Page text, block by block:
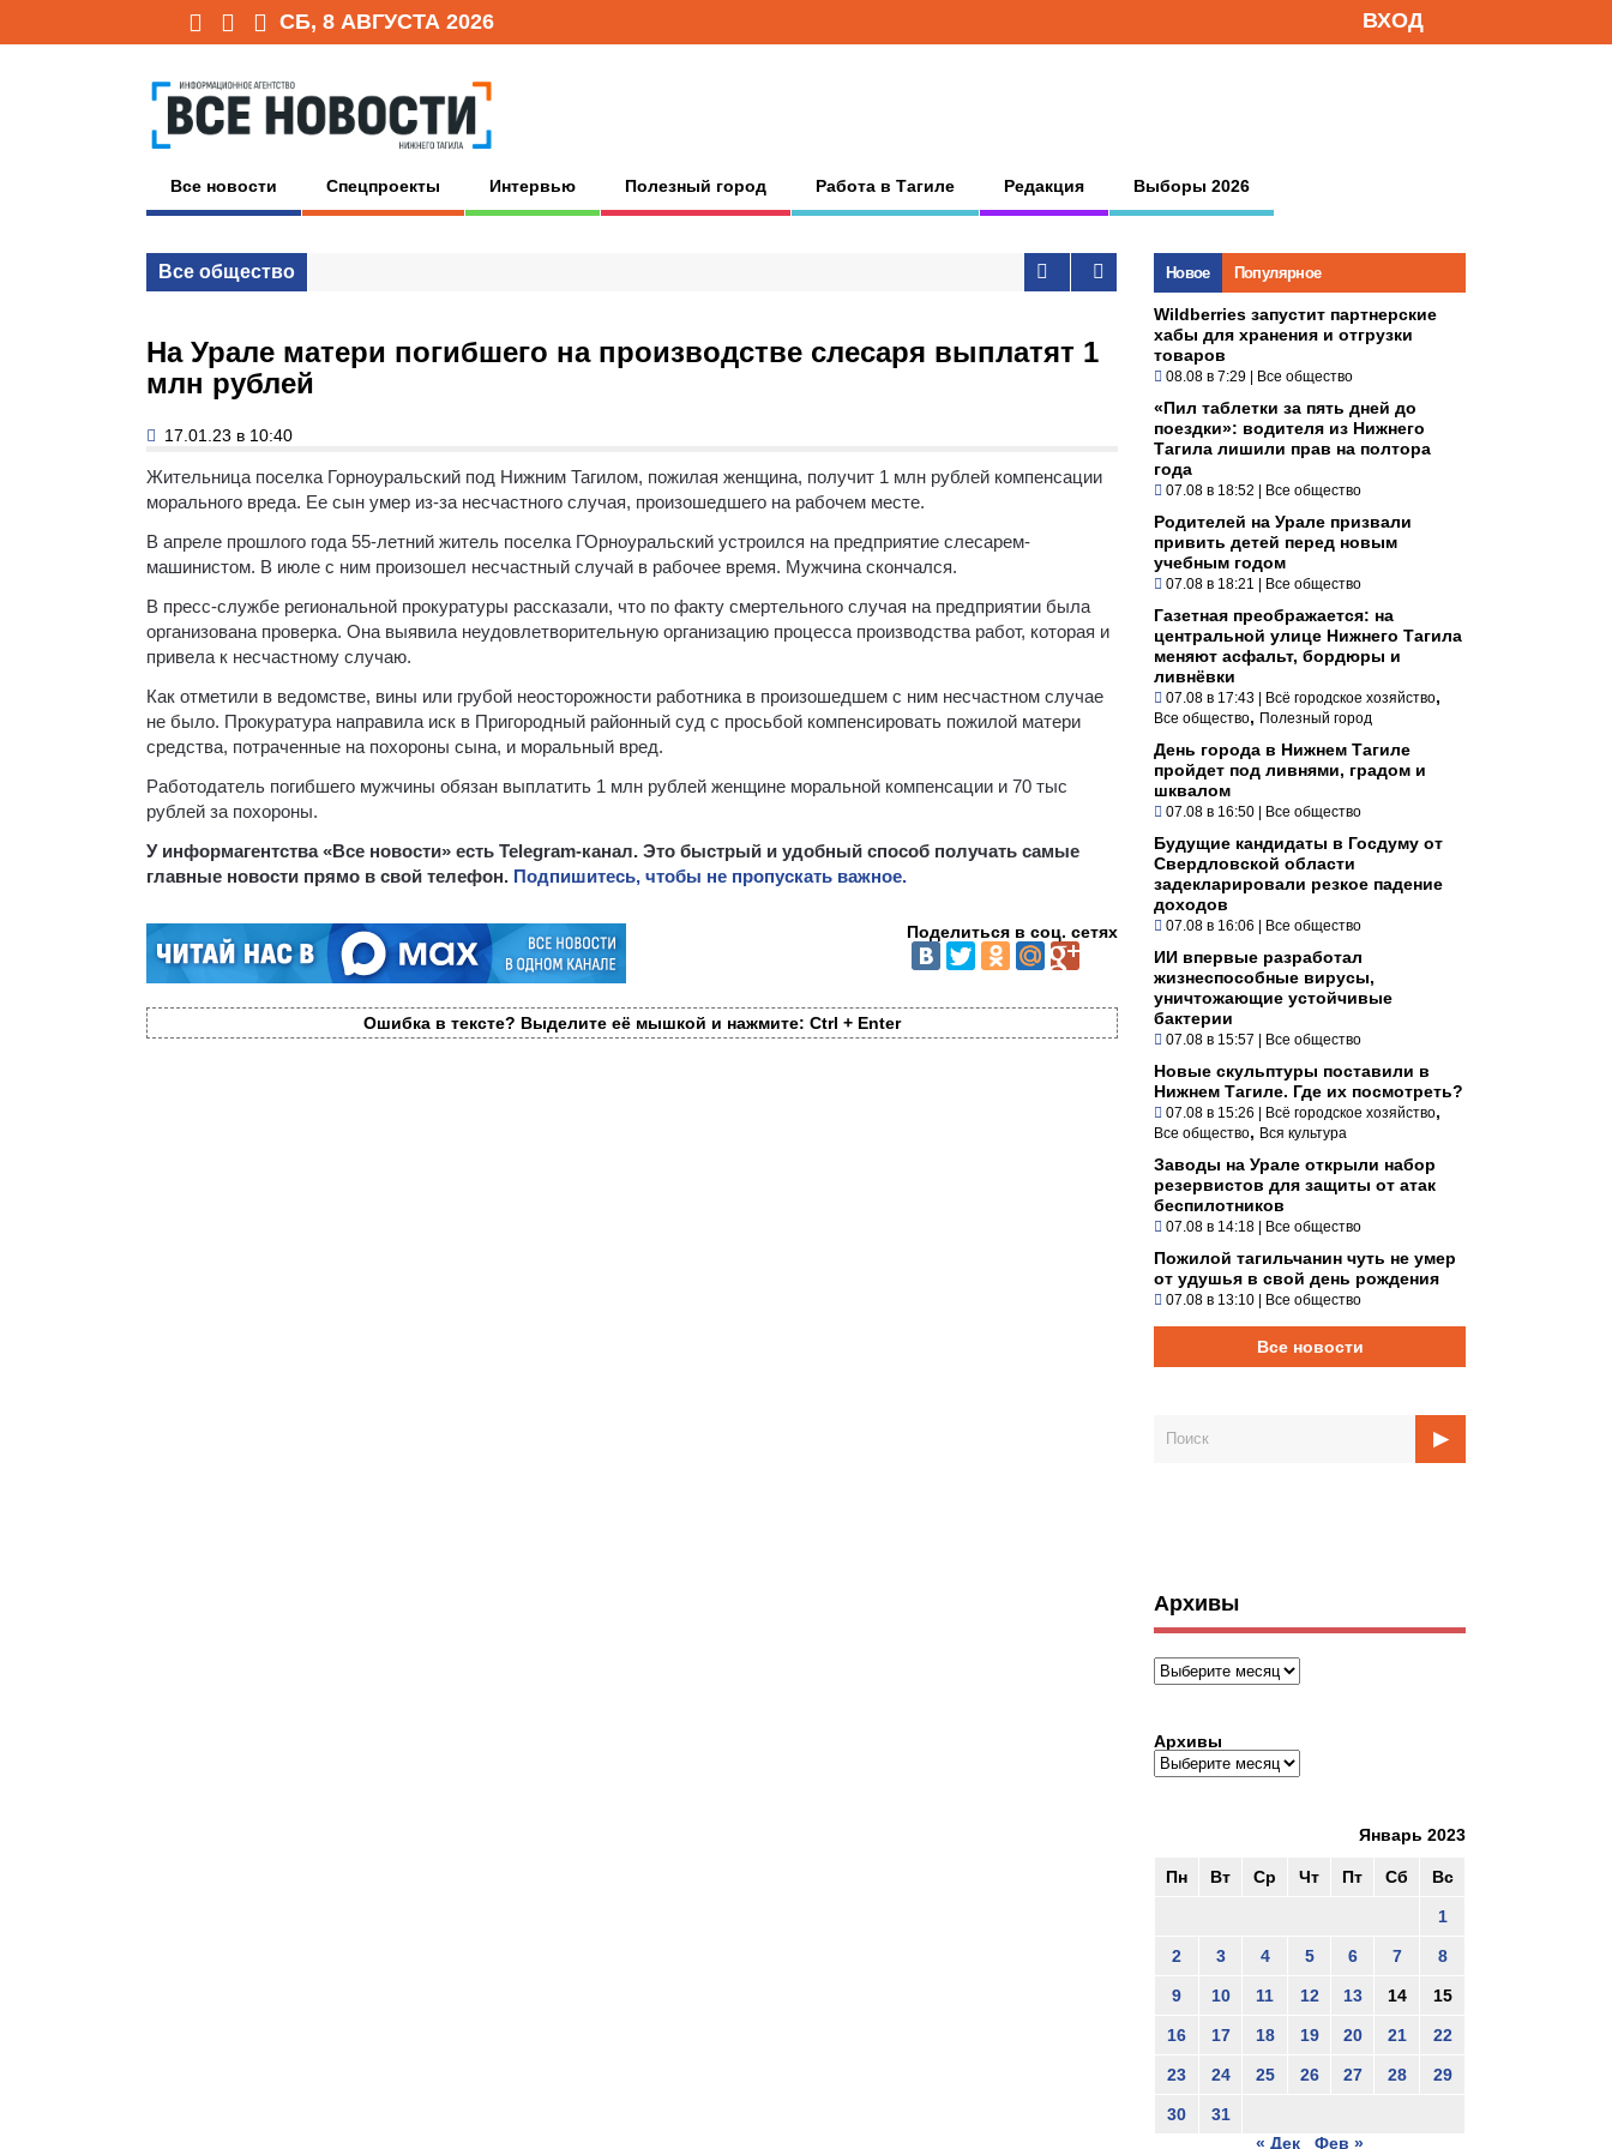
СБ, 8 АВГУСТА 2026 ВХОД
Все новости Спецпроекты Интервью Полезный город Работа в Тагиле Редакция Выборы 2026
Все общество
На Урале матери погибшего на производстве слесаря выплатят 1
млн рублей
17.01.23 в 10:40
Жительница поселка Горноуральский под Нижним Тагилом, пожилая женщина, получит 1 млн рублей компенсации
морального вреда. Ее сын умер из-за несчастного случая, произошедшего на рабочем месте.
В апреле прошлого года 55-летний житель поселка ГОрноуральский устроился на предприятие слесарем-
машинистом. В июле с ним произошел несчастный случай в рабочее время. Мужчина скончался.
В пресс-службе региональной прокуратуры рассказали, что по факту смертельного случая на предприятии была
организована проверка. Она выявила неудовлетворительную организацию процесса производства работ, которая и
привела к несчастному случаю.
Как отметили в ведомстве, вины или грубой неосторожности работника в произошедшем с ним несчастном случае
не было. Прокуратура направила иск в Пригородный районный суд с просьбой компенсировать пожилой матери
средства, потраченные на похороны сына, и моральный вред.
Работодатель погибшего мужчины обязан выплатить 1 млн рублей женщине моральной компенсации и 70 тыс
рублей за похороны.
У информагентства «Все новости» есть Telegram-канал. Это быстрый и удобный способ получать самые
главные новости прямо в свой телефон. Подпишитесь, чтобы не пропускать важное.
Поделиться в соц. сетях
Ошибка в тексте? Выделите её мышкой и нажмите: Ctrl + Enter
Новое Популярное
Wildberries запустит партнерские
хабы для хранения и отгрузки
товаров
08.08 в 7:29 | Все общество
«Пил таблетки за пять дней до
поездки»: водителя из Нижнего
Тагила лишили прав на полтора
года
07.08 в 18:52 | Все общество
Родителей на Урале призвали
привить детей перед новым
учебным годом
07.08 в 18:21 | Все общество
Газетная преображается: на
центральной улице Нижнего Тагила
меняют асфальт, бордюры и
ливнёвки
07.08 в 17:43 | Всё городское хозяйство,
Все общество, Полезный город
День города в Нижнем Тагиле
пройдет под ливнями, градом и
шквалом
07.08 в 16:50 | Все общество
Будущие кандидаты в Госдуму от
Свердловской области
задекларировали резкое падение
доходов
07.08 в 16:06 | Все общество
ИИ впервые разработал
жизнеспособные вирусы,
уничтожающие устойчивые
бактерии
07.08 в 15:57 | Все общество
Новые скульптуры поставили в
Нижнем Тагиле. Где их посмотреть?
07.08 в 15:26 | Всё городское хозяйство,
Все общество, Вся культура
Заводы на Урале открыли набор
резервистов для защиты от атак
беспилотников
07.08 в 14:18 | Все общество
Пожилой тагильчанин чуть не умер
от удушья в свой день рождения
07.08 в 13:10 | Все общество
Все новости
Архивы
Архивы
Архивы
Январь 2023
Пн Вт Ср Чт Пт Сб Вс
1
2 3 4 5 6 7 8
9 10 11 12 13 14 15
16 17 18 19 20 21 22
23 24 25 26 27 28 29
30
31
« Дек
Фев »